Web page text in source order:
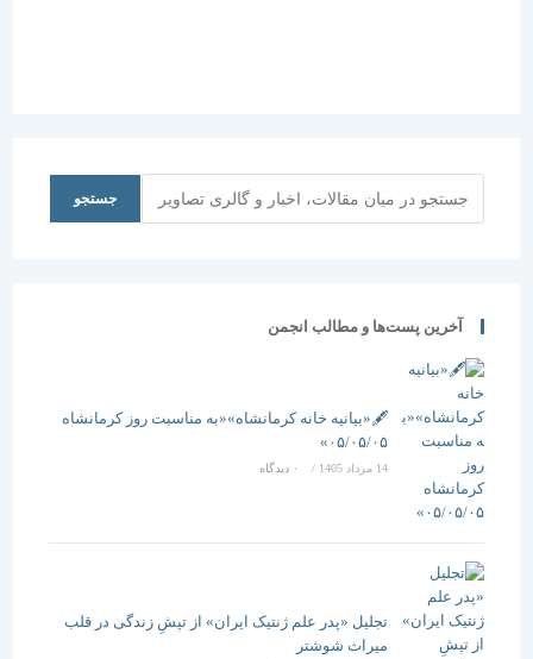
جستجو
آخرین پست‌ها و مطالب انجمن
🖋️«بیانیه خانه کرمانشاه»«به مناسبت روز کرمانشاه
۰۵/۰۵/۰۵»
/ ۰ دیدگاه
تجلیل «پدر علم ژنتیک ایران» از تپشِ زندگی در قلب
میراث شوشتر